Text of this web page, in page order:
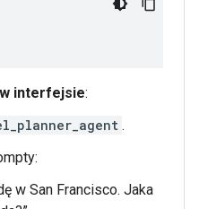
interfejsie:
.
w San Francisco. Jaka